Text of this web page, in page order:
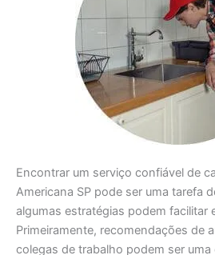
Encontrar um serviço confiável de
Americana SP pode ser uma tarefa
algumas estratégias podem facilitar
Primeiramente, recomendações de
colegas de trabalho podem ser